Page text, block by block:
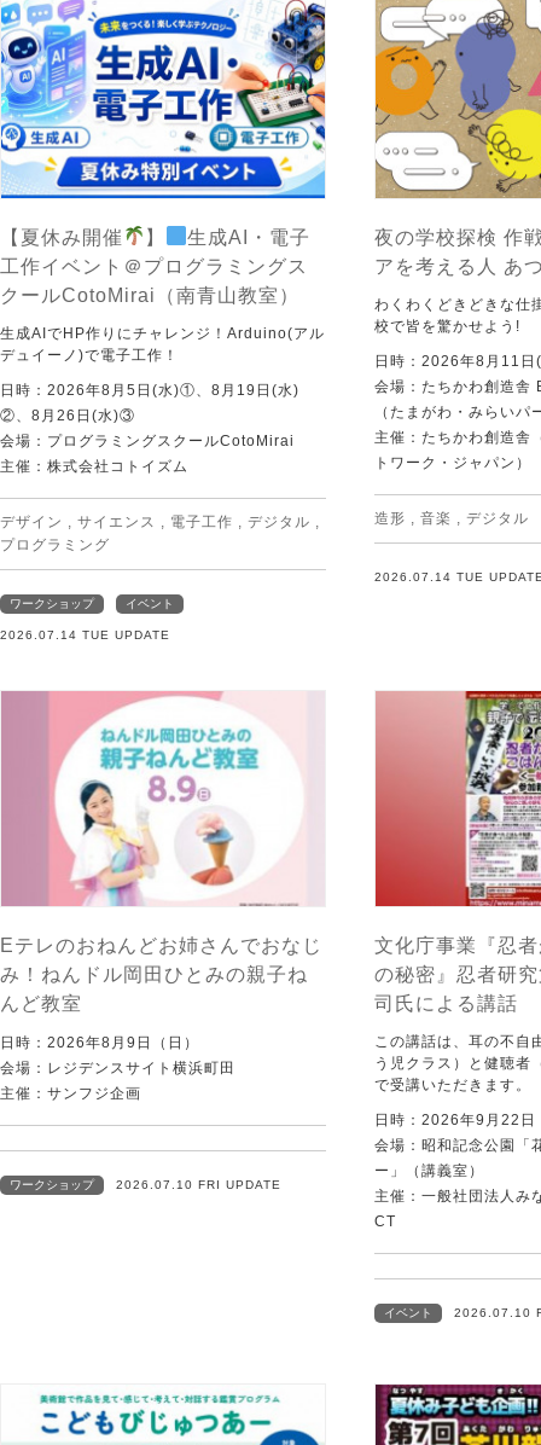
【夏休み開催 】
生成AI・電子
工作イベント＠プログラミングス
クールCotoMirai（南青山教室）
生成AIでHP作りにチャレンジ！Arduino(アル
デュイーノ)で電子工作！
日時：2026年8月5日(水)①、8月19日(水)
②、8月26日(水)③
会場：プログラミングスクールCotoMirai
主催：株式会社コトイズム
デザイン サイエンス 電子工作 デジタル
プログラミング
ワークショップ イベント
2026.07.14 TUE UPDATE
夜の学校探検 作
アを考える人 あ
わくわくどきどきな仕
校で皆を驚かせよう!
日時：2026年8月11日
会場：たちかわ創造舎
（たまがわ・みらいパ
主催：たちかわ創造舎
トワーク・ジャパン）
造形 音楽 デジタル
2026.07.14 TUE
Eテレのおねんどお姉さんでおなじ
み！ねんドル岡田ひとみの親子ね
んど教室
日時：2026年8月9日（日）
会場：レジデンスサイト横浜町田
主催：サンフジ企画
ワークショップ 2026.07.10 FRI UPDATE
文化庁事業『忍
の秘密』忍者研
司氏による講話
この講話は、耳の不自
う児クラス）と健聴者
で受講いただきます。
日時：2026年9月22日
会場：昭和記念公園「
ー」（講義室）
主催：一般社団法人み
CT
イベント 2026.07.10